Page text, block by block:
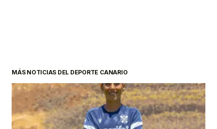
MÁS NOTICIAS DEL DEPORTE CANARIO